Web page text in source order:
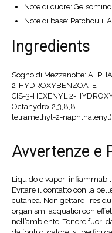
Note di cuore:
Note di base: Patchouli,
Ingredients
Sogno di Mezzanotte:
2-HYDROXYBENZOATE
CIS-3-HEXENYL 2-
Octahydro-2,3,8,8-
tetramethyl-2-naphthalenyl)
Avvertenze e
Liquido e vapori
Evitare il contatto con la
cutanea. Non gettare i
organismi acquatici con
nell’ambiente. Tenere fuori